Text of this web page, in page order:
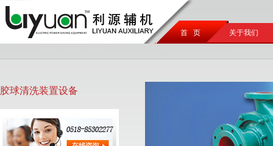
首 页 关于我们
胶球清洗装置设备